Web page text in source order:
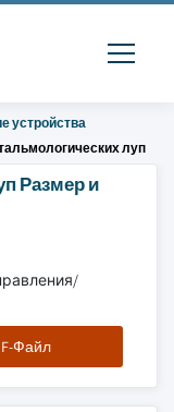
устройства
луп
Размер и
Файл